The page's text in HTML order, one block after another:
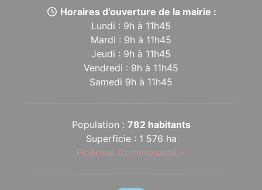
Horaires d’ouverture de la mairie :
Lundi : 9h à 11h45
Mardi : 9h à 11h45
Jeudi : 9h à 11h45
Vendredi : 9h à 11h45
Samedi 9h à 11h45
Population : 782 habitants
Superficie : 1 576 ha
Ploërmel Communauté